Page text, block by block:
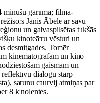
minūšu garumā; filma-
Jānis Ābele ar savu
un galvaspilsētas tukšās
kinoteātru vēsturi un
desmitgades. Tomēr
kinematogrāfam un kino
gaismām un
reflektīvu dialogu starp
sarunu caurvij atmiņas par
8 kinolentes.